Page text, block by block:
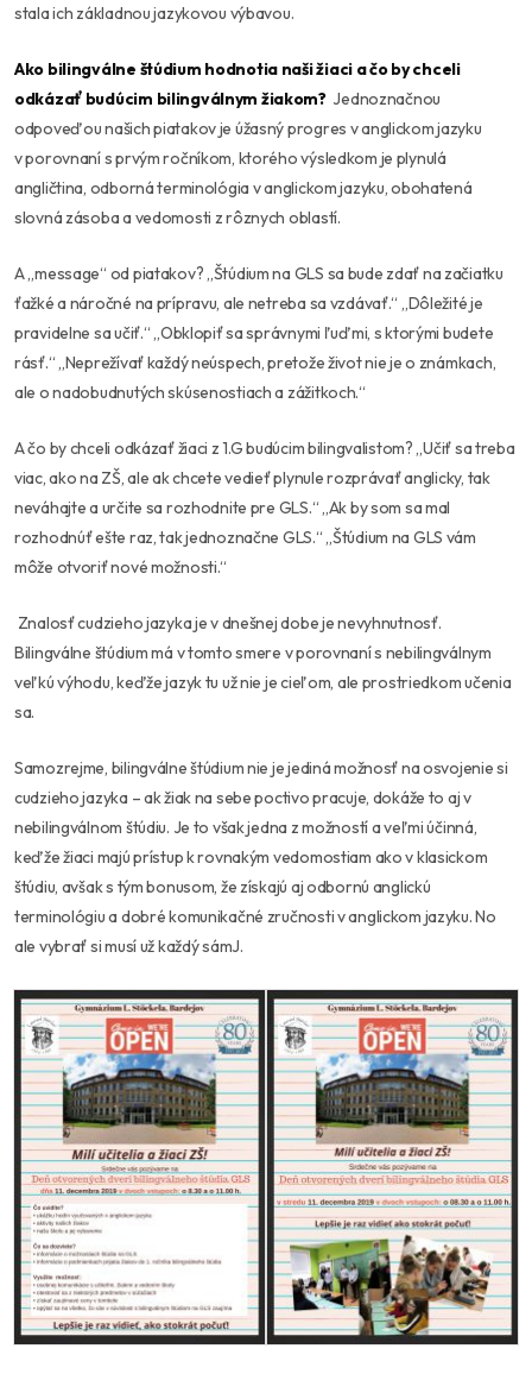
stala ich základnou jazykovou výbavou.
Ako bilingválne štúdium hodnotia naši žiaci a čo by chceli
odkázať budúcim bilingválnym žiakom? Jednoznačnou
odpoveďou našich piatakov je úžasný progres v anglickom jazyku
v porovnaní s prvým ročníkom, ktorého výsledkom je plynulá
angličtina, odborná terminológia v anglickom jazyku, obohatená
slovná zásoba a vedomosti z rôznych oblastí.
A „message“ od piatakov? „Štúdium na GLS sa bude zdať na začiatku
ťažké a náročné na prípravu, ale netreba sa vzdávať.“ „Dôležité je
pravidelne sa učiť.“ „Obklopiť sa správnymi ľuďmi, s ktorými budete
rásť.“ „Neprežívať každý neúspech, pretože život nie je o známkach,
ale o nadobudnutých skúsenostiach a zážitkoch.“
A čo by chceli odkázať žiaci z 1.G budúcim bilingvalistom? „Učiť sa treba
viac, ako na ZŠ, ale ak chcete vedieť plynule rozprávať anglicky, tak
neváhajte a určite sa rozhodnite pre GLS.“ „Ak by som sa mal
rozhodnúť ešte raz, tak jednoznačne GLS.“ „Štúdium na GLS vám
môže otvoriť nové možnosti.“
Znalosť cudzieho jazyka je v dnešnej dobe je nevyhnutnosť.
Bilingválne štúdium má v tomto smere v porovnaní s nebilingválnym
veľkú výhodu, keďže jazyk tu už nie je cieľom, ale prostriedkom učenia
sa.
Samozrejme, bilingválne štúdium nie je jediná možnosť na osvojenie si
cudzieho jazyka – ak žiak na sebe poctivo pracuje, dokáže to aj v
nebilingválnom štúdiu. Je to však jedna z možností a veľmi účinná,
keďže žiaci majú prístup k rovnakým vedomostiam ako v klasickom
štúdiu, avšak s tým bonusom, že získajú aj odbornú anglickú
terminológiu a dobré komunikačné zručnosti v anglickom jazyku. No
ale vybrať si musí už každý sámJ.